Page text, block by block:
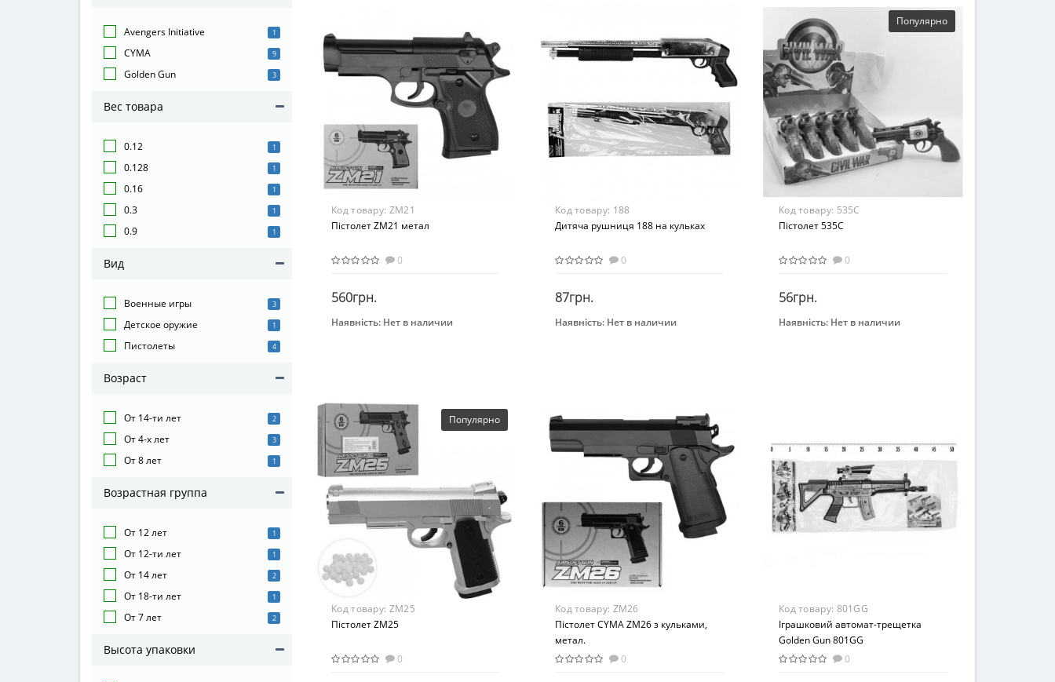
Avengers Initiative 1
CYMA 9
Golden Gun 3
Вес товара
0.12 1
0.128 1
0.16 1
0.3 1
0.9 1
Вид
Военные игры 3
Детское оружие 1
Пистолеты 4
Возраст
От 14-ти лет 2
От 4-х лет 3
От 8 лет 1
Возрастная группа
От 12 лет 1
От 12-ти лет 1
От 14 лет 2
От 18-ти лет 1
От 7 лет 2
Высота упаковки
Код товару: ZM21
Пістолет ZM21 метал
0
560грн.
Закінчився
Наявність: Нет в наличии
Возрастная группа
От 18-ти лет
Материал
Металл/пластик
Код товару: 188
Дитяча рушниця 188 на кульках
0
87грн.
Закінчився
Наявність: Нет в наличии
Популярно
Код товару: 535C
Пістолет 535C
0
56грн.
Закінчився
Наявність: Нет в наличии
Популярно
Код товару: ZM25
Пістолет ZM25
0
Код товару: ZM26
Пістолет CYMA ZM26 з кульками,
метал.
0
Код товару: 801GG
Іграшковий автомат-трещетка
Golden Gun 801GG
0